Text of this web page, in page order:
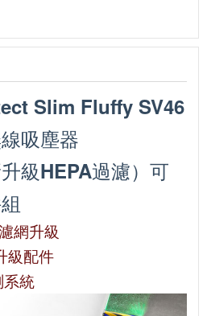
Slim Fluffy SV46
吸塵器
級HEPA過濾） 可
網升級
級配件
系統